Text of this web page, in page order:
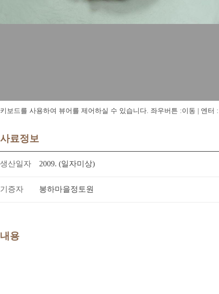
키보드를 사용하여 뷰어를 제어하실 수 있습니다. 좌우버튼 :이동 | 엔터
사료정보
생산일자 2009. (일자미상)
기증자 봉하마을정토원
내용